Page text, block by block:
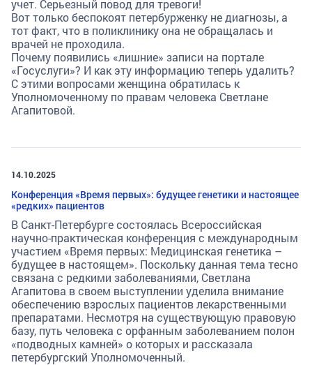
учет. Серьезный повод для тревоги!
Вот только беспокоят петербурженку не диагнозы, а
тот факт, что в поликлинику она не обращалась и
врачей не проходила.
Почему появились «лишние» записи на портале
«Госуслуги»? И как эту информацию теперь удалить?
С этими вопросами женщина обратилась к
Уполномоченному по правам человека Светлане
Агапитовой.
14.10.2025
Конференция «Время первых»: будущее генетики и настоящее
«редких» пациентов
В Санкт-Петербурге состоялась Всероссийская
научно-практическая конференция с международным
участием «Время первых: Медицинская генетика –
будущее в настоящем». Поскольку данная тема тесно
связана с редкими заболеваниями, Светлана
Агапитова в своем выступлении уделила внимание
обеспечению взрослых пациентов лекарственными
препаратами. Несмотря на существующую правовую
базу, путь человека с орфанным заболеванием полон
«подводных камней» о которых и рассказала
петербургский Уполномоченный.